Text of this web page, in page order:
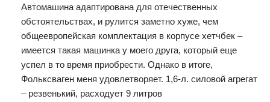
Автомашина адаптирована для отечественных
обстоятельствах, и рулится заметно хуже, чем
общеевропейская комплектация в корпусе хетчбек –
имеется такая машинка у моего друга, который еще
успел в то время приобрести. Однако в итоге,
Фольксваген меня удовлетворяет. 1,6-л. силовой агрегат
– резвенький, расходует 9 литров